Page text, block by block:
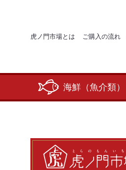
虎ノ門市場とは ご購入の流れ
海鮮（魚介類）